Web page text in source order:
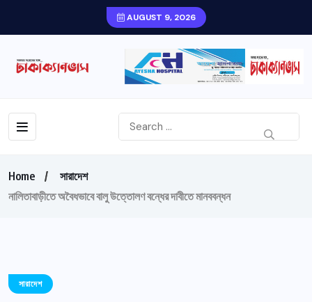
AUGUST 9, 2026
Home
সারাদেশ
নালিতাবাড়ীতে অবৈধভাবে বালু উত্তোলণ বন্ধের দাবীতে মানববন্ধন
সারাদেশ